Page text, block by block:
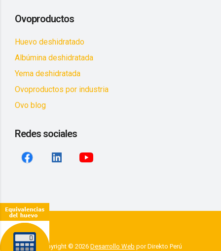
Ovoproductos
Huevo deshidratado
Albúmina deshidratada
Yema deshidratada
Ovoproductos por industria
Ovo blog
Redes sociales
Copyright © 2026 Desarrollo Web por Direkto Perú